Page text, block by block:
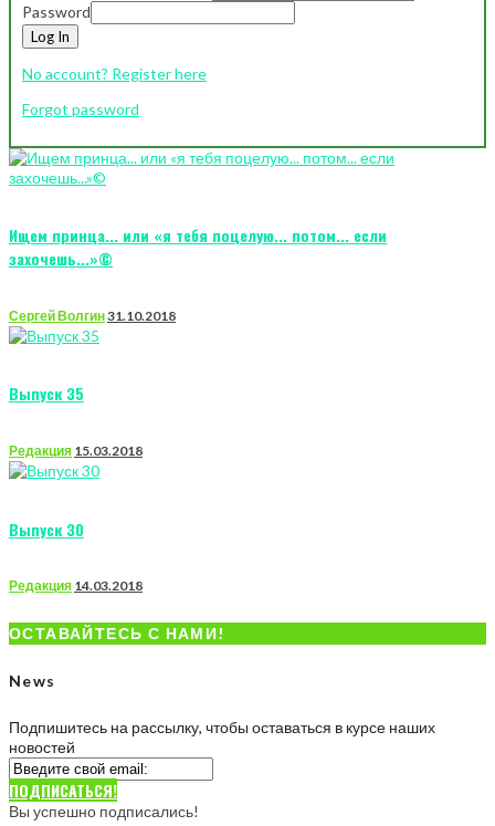
Password
Log In
No account? Register here
Forgot password
Ищем принца... или «я тебя поцелую... потом... если
захочешь...»©
Сергей Волгин31.10.2018
Выпуск 35
Редакция 15.03.2018
Выпуск 30
Редакция 14.03.2018
ОСТАВАЙТЕСЬ С НАМИ!
News
Подпишитесь на рассылку, чтобы оставаться в курсе наших
новостей
ПОДПИСАТЬСЯ!
Вы успешно подписались!